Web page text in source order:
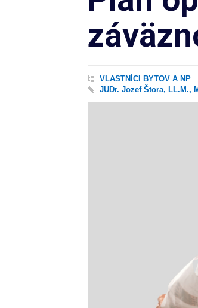
VLASTNÍCI BYTOV A NP
JUDr. Jozef Štora, LL.M.,